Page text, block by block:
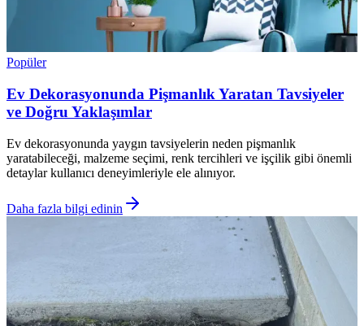
Popüler
Ev Dekorasyonunda Pişmanlık Yaratan Tavsiyeler
ve Doğru Yaklaşımlar
Ev dekorasyonunda yaygın tavsiyelerin neden pişmanlık
yaratabileceği, malzeme seçimi, renk tercihleri ve işçilik gibi önemli
detaylar kullanıcı deneyimleriyle ele alınıyor.
Daha fazla bilgi edinin